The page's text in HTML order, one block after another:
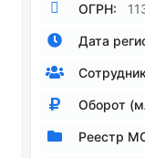
ОГРН:
Дата
Оборот
Реестр